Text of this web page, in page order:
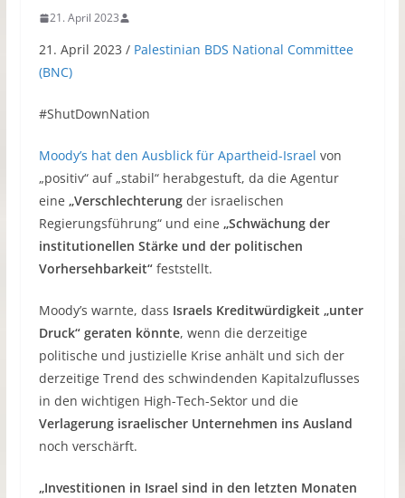
21. April 2023
21. April 2023 / Palestinian BDS National Committee
(BNC)
#ShutDownNation
Moody’s hat den Ausblick für Apartheid-Israel von
„positiv“ auf „stabil“ herabgestuft, da die Agentur
eine „Verschlechterungder israelischen
Regierungsführung“ und eine „Schwächung der
institutionellen Stärke und der politischen
Vorhersehbarkeit“feststellt.
Moody’s warnte, dass Israels Kreditwürdigkeit „unter
Druck“ geraten könnte, wenn die derzeitige
politische und justizielle Krise anhält und sich der
derzeitige Trend des schwindenden Kapitalzuflusses
in den wichtigen High-Tech-Sektor und die
Verlagerung israelischer Unternehmen ins Ausland
noch verschärft.
„Investitionen in Israel sind in den letzten Monaten